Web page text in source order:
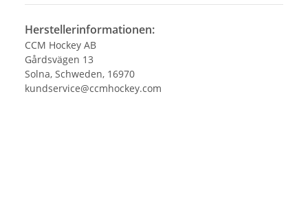
Herstellerinformationen:
CCM Hockey AB
Gårdsvägen 13
Solna, Schweden, 16970
kundservice@ccmhockey.com